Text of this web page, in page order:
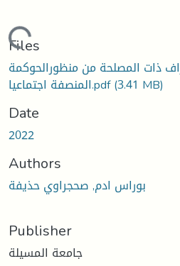
Loading...
Files
ذات المصلحة من منظورالحوكمة
المنصفة اجتماعيا.pdf(3.41 MB)
Date
2022
Authors
بوراس ادم, صحجراوي حذيفة
Publisher
جامعة المسيلة